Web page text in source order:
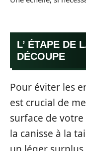
L’ ÉTAPE DE
DÉCOUPE
Pour éviter les
est crucial de
surface de
la canisse à la